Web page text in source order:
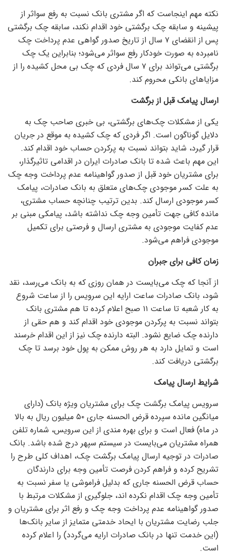
نکته مهم اینجاست که اگر مشتری بانک نسبت به رفع سواثر از
پیشینه و سابقه چک برگشتی خود اقدام نکند، سابقه چک برگشتی
پس از انقضای ۷ سال از تاریخ صدور گواهی عدم پرداخت چک
نامبرده به صورت خودکار رفع سواثر می‌شود؛ بنابراین یک چک
برگشتی می‌تواند برای ۷ سال فردی که چک بی محل کشیده را از
مزایا‌های بانکی محروم کند.
ارسال پیامک قبل از برگشت
یکی از مشکلات چک‌های برگشتی، بی خبری صاحب چک به
دلایل گوناگون است. اگر فردی که چک کشیده به موقع در جریان
قرار گیرد، شاید بتواند نسبت به پرکردن حساب خود اقدام کند.
این مهم باعث شده تا بانک صادرات ایران در اقدامی تاثیرگذار،
برای مشتریان خود قبل از صدور گواهینامه عدم پرداخت وجه چک
به علت کسر موجودی چک‌های متعلق به بانک صادرات، پیامک
کسر موجودی ارسال کند. بدین ترتیب چنانچه حساب مشتری،
مانده کافی جهت تأمین وجه چک نداشته باشد، پیامکی مبنی بر
عدم کفایت موجودی به مشتری ارسال و فرصتی برای تکمیل
موجودی فراهم می‌شود.
زمان کافی برای جبران
از آنجا که چک می‌بایست در همان روزی که به بانک می‌رسد، نقد
شود، بانک صادرات ساعت ارایه این سرویس را از ساعت شروع
به کار شعبه تا ساعت ١١ صبح اعلام کرده تا هم مشتری بانک
بتواند نسبت به پرکردن موجودی خود اقدام کند و هم حقی از
دارنده چک ضایع نشود. البته دارنده چک نیز از این اقدام خرسند
است و تمایل دارد به هر روش ممکن به پول خود برسد تا چک
برگشتی دریافت کند.
شرایط ارسال پیامک
سرویس پیامک برگشت چک برای مشتریان ویژه بانک (دارای
میانگین مانده سپرده قرض الحسنه جاری ٥٠ میلیون ریال به بالا
در ماه) فعال است و برای بهره مندی از این سرویس، شماره تلفن
همراه مشتریان می‌بایست در سیستم سپهر درج شده باشد. بانک
صادرات در توجیه ارسال پیامک برگشت چک، اهداف کلی طرح را
تشریح کرده و فراهم کردن فرصت تأمین وجه برای دارندگان
حساب قرض الحسنه جاری که بدلیل فراموشی یا سفر نسبت به
تأمین وجه چک اقدام نکرده اند، جلوگیری از مشکلات مرتبط با
صدور گواهینامه عدم پرداخت وجه چک و رفع اثر برای مشتریان و
جلب رضایت مشتریان با ایحاد خدمتی متمایز از سایر بانک‌ها
(این خدمت تنها در بانک صادرات ارایه می‌گردد) را اعلام کرده
است.